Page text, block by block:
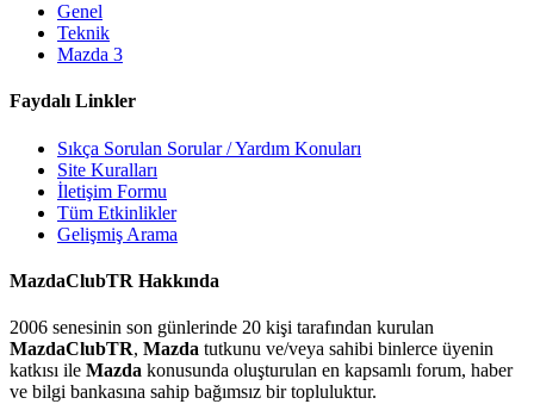
Genel
Teknik
Mazda 3
Faydalı Linkler
Sıkça Sorulan Sorular / Yardım Konuları
Site Kuralları
İletişim Formu
Tüm Etkinlikler
Gelişmiş Arama
MazdaClubTR Hakkında
2006 senesinin son günlerinde 20 kişi tarafından kurulan
MazdaClubTR, Mazda tutkunu ve/veya sahibi binlerce üyenin
katkısı ile Mazda konusunda oluşturulan en kapsamlı forum, haber
ve bilgi bankasına sahip bağımsız bir topluluktur.